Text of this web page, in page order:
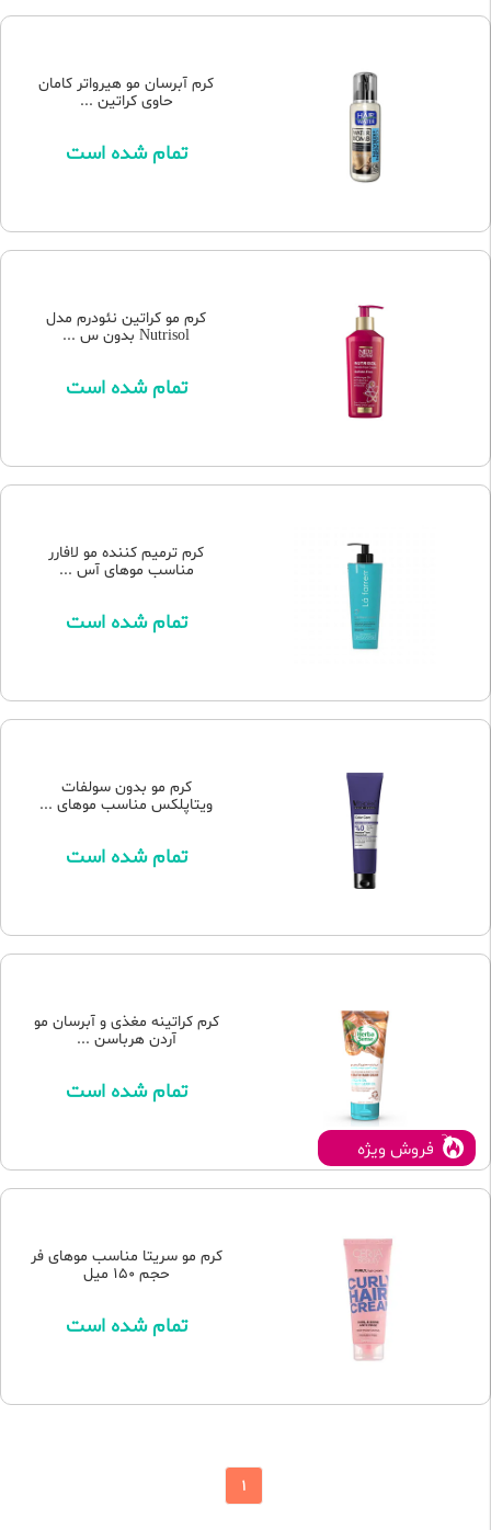
کرم آبرسان مو هیرواتر کامان
حاوی کراتین ...
تمام شده است
کرم مو کراتین نئودرم مدل
Nutrisol بدون س ...
تمام شده است
کرم ترمیم کننده مو لافارر
مناسب موهای آس ...
تمام شده است
کرم مو بدون سولفات
ویتاپلکس مناسب موهای ...
تمام شده است
فروش ویژه
کرم کراتینه مغذی و آبرسان مو
آردن هرباسن ...
تمام شده است
کرم مو سریتا مناسب موهای فر
حجم 150 میل
تمام شده است
1